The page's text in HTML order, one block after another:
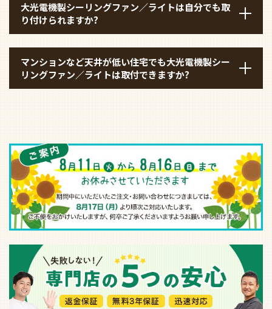
大光電機製シーリングファン／ライトは自分でも取
り付けられますか?
マンションなど天井が低い住宅でも大光電機製シー
リングファン／ライトは取付できますか?